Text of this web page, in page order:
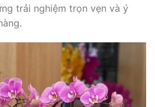
trải nghiệm trọn vẹn và ý